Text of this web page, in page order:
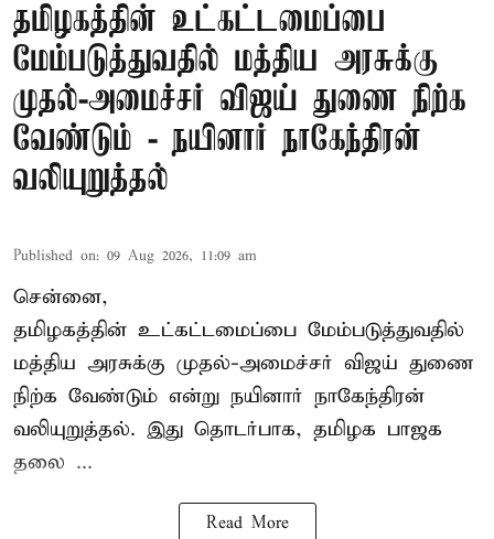
தமிழகத்தின் உட்கட்டமைப்பை
மேம்படுத்துவதில் மத்திய அரசுக்கு
முதல்-அமைச்சர் விஜய் துணை நிற்க
வேண்டும் - நயினார் நாகேந்திரன்
வலியுறுத்தல்
Published on: 09 Aug 2026, 11:09 am
சென்னை,
தமிழகத்தின் உட்கட்டமைப்பை மேம்படுத்துவதில்
மத்திய அரசுக்கு முதல்-அமைச்சர் விஜய் துணை
நிற்க வேண்டும் என்று நயினார் நாகேந்திரன்
வலியுறுத்தல். இது தொடர்பாக, தமிழக பாஜக
தலை ...
Read More